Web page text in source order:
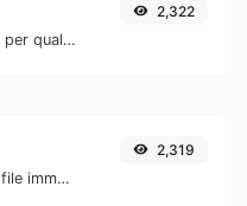
Genera un hash MD2 per qualsiasi input di stringa.
2,322
Converti facilmente i file immagine ICO in JPG.
2,319